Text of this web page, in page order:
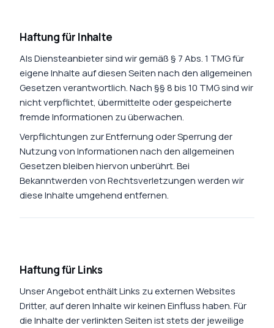
Haftung für Inhalte
Als Diensteanbieter sind wir gemäß § 7 Abs. 1 TMG für
eigene Inhalte auf diesen Seiten nach den allgemeinen
Gesetzen verantwortlich. Nach §§ 8 bis 10 TMG sind wir
nicht verpflichtet, übermittelte oder gespeicherte
fremde Informationen zu überwachen.
Verpflichtungen zur Entfernung oder Sperrung der
Nutzung von Informationen nach den allgemeinen
Gesetzen bleiben hiervon unberührt. Bei
Bekanntwerden von Rechtsverletzungen werden wir
diese Inhalte umgehend entfernen.
Haftung für Links
Unser Angebot enthält Links zu externen Websites
Dritter, auf deren Inhalte wir keinen Einfluss haben. Für
die Inhalte der verlinkten Seiten ist stets der jeweilige